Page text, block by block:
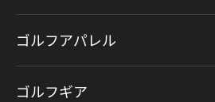
ゴルフアパレル
ゴルフギア